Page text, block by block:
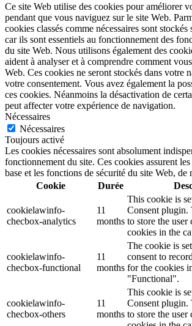
Ce site Web utilise des cookies pour améliorer
pendant que vous naviguez sur le site Web.
cookies classés comme nécessaires sont
car ils sont essentiels au fonctionnement des
du site Web. Nous utilisons également des
aident à analyser et à comprendre comment
Web. Ces cookies ne seront stockés dans votre
votre consentement. Vous avez également la
ces cookies. Néanmoins la désactivation de
peut affecter votre expérience de navigation.
Nécessaires
Nécessaires
Toujours activé
Les cookies nécessaires sont absolument
fonctionnement du site. Ces cookies assurent
base et les fonctions de sécurité du site Web, de
Cookie
Durée
cookielawinfo-
checbox-analytics
11
months
This cookie is
Consent plugin.
to store the user
cookies in the
cookielawinfo-
checbox-functional
11
months
The cookie is
consent to
for the cookies
"Functional".
cookielawinfo-
checbox-others
11
months
This cookie is
Consent plugin.
to store the user